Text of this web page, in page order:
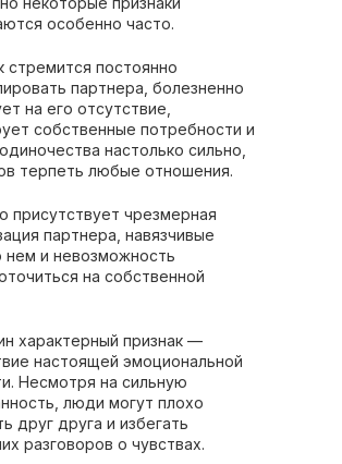
особенно часто.
стремится постоянно
партнера, болезненно
на его отсутствие,
собственные потребности и
настолько сильно,
терпеть любые отношения.
присутствует чрезмерная
партнера, навязчивые
нем и невозможность
на собственной
характерный признак —
настоящей эмоциональной
Несмотря на сильную
люди могут плохо
друг друга и избегать
разговоров о чувствах.